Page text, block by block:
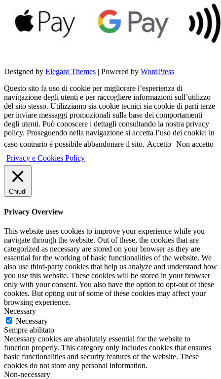
Designed by Elegant Themes | Powered by WordPress
Questo sito fa uso di cookie per migliorare l’esperienza di
navigazione degli utenti e per raccogliere informazioni sull’utilizzo
del sito stesso. Utilizziamo sia cookie tecnici sia cookie di parti terze
per inviare messaggi promozionali sulla base dei comportamenti
degli utenti. Può conoscere i dettagli consultando la nostra privacy
policy. Proseguendo nella navigazione si accetta l’uso dei cookie; in
caso contrario è possibile abbandonare il sito. Accetto Non accetto
Privacy e Cookies Policy
Chiudi
Privacy Overview
This website uses cookies to improve your experience while you
navigate through the website. Out of these, the cookies that are
categorized as necessary are stored on your browser as they are
essential for the working of basic functionalities of the website. We
also use third-party cookies that help us analyze and understand how
you use this website. These cookies will be stored in your browser
only with your consent. You also have the option to opt-out of these
cookies. But opting out of some of these cookies may affect your
browsing experience.
Necessary
Necessary
Sempre abilitato
Necessary cookies are absolutely essential for the website to
function properly. This category only includes cookies that ensures
basic functionalities and security features of the website. These
cookies do not store any personal information.
Non-necessary